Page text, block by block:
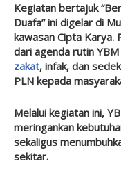
Kegiatan bertajuk
Duafa” ini digelar di
kawasan Cipta
dari agenda rutin
zakat, infak, dan
PLN kepada
Melalui kegiatan ini,
meringankan
sekaligus
sekitar.